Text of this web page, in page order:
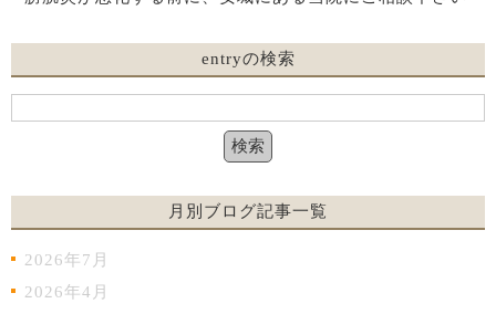
entryの検索
月別ブログ記事一覧
2026年7月
2026年4月